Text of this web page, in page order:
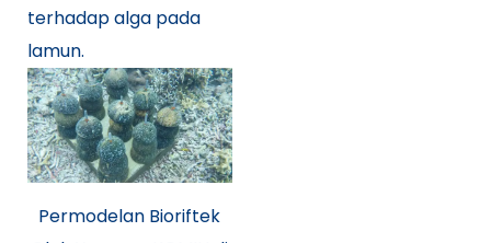
terhadap alga pada
lamun.
Permodelan Bioriftek